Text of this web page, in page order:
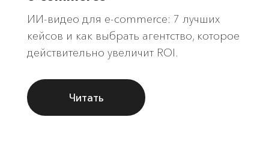
ИИ-видео для e-commerce: 7 лучших
кейсов и как выбрать агентство, которое
действительно увеличит ROI.
Читать